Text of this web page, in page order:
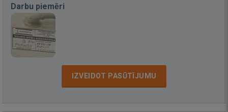
Darbu piemēri
IZVEIDOT PASŪTĪJUMU